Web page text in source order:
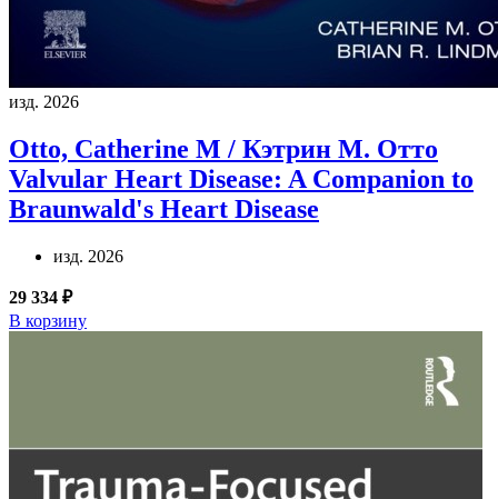
изд. 2026
Otto, Catherine M / Кэтрин М. Отто
Valvular Heart Disease: A Companion to
Braunwald's Heart Disease
изд. 2026
29 334 ₽
В корзину